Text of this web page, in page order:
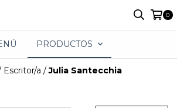
0
PRODUCTOS
Escritor/a / Julia Santecchia